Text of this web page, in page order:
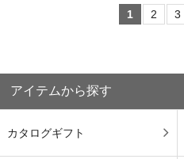
1 2 3
アイテムから探す
カタログギフト